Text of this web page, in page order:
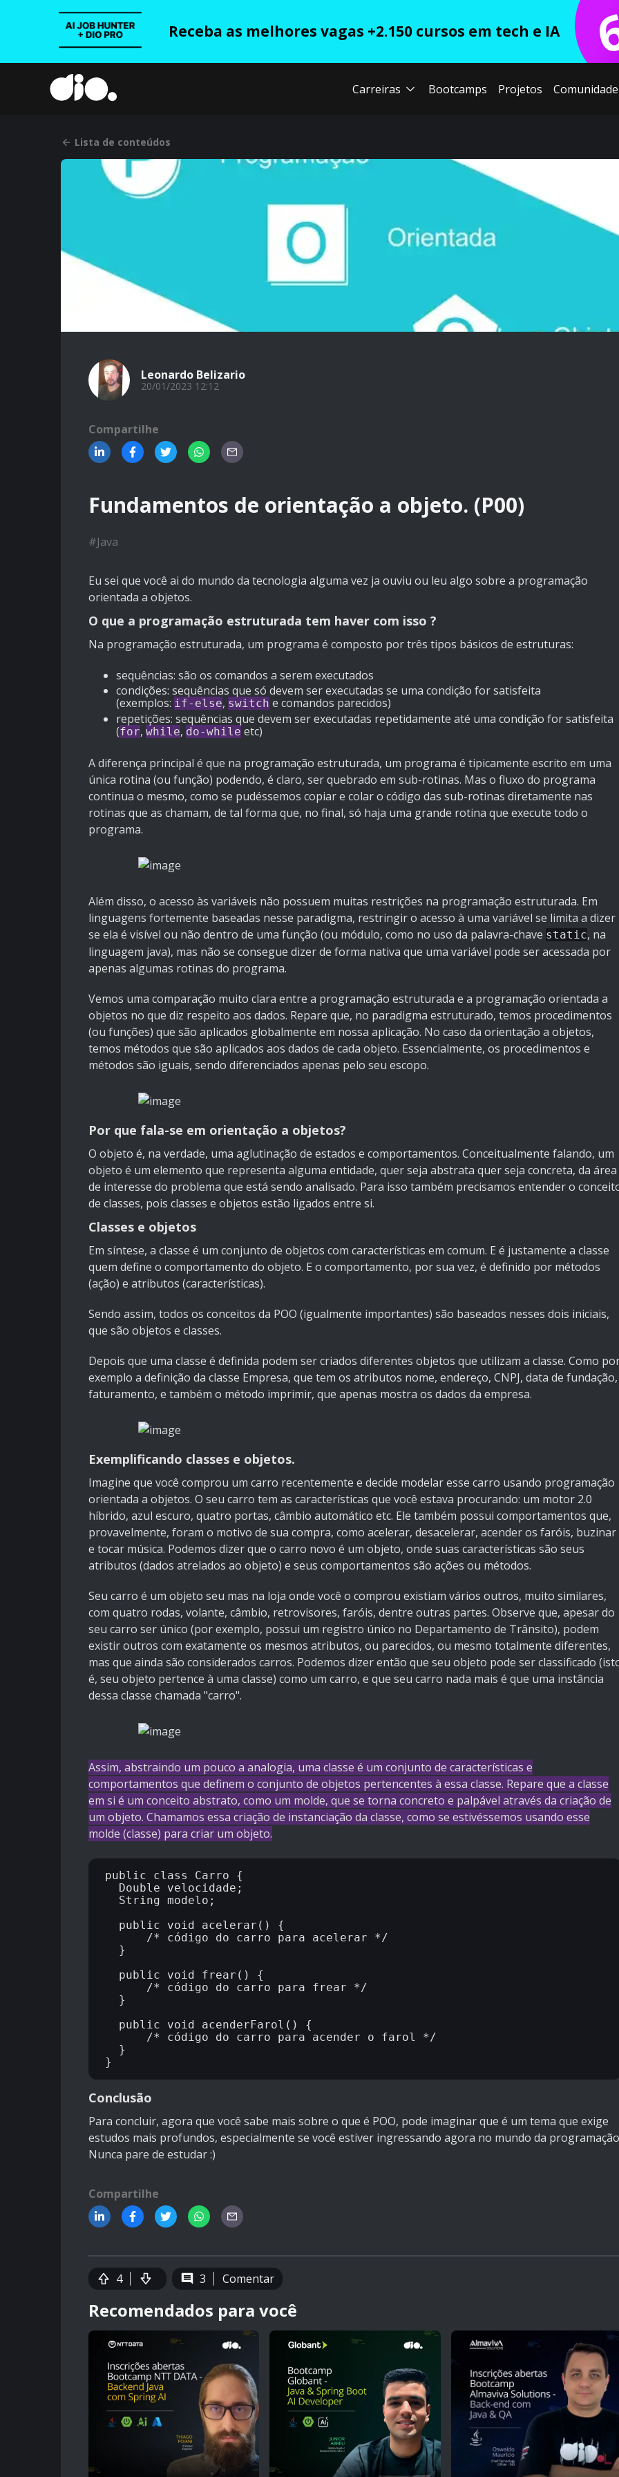
Receba as melhores vagas +2.150 cursos em tech e IA
Carreiras Bootcamps Projetos Comunidade
Lista de conteúdos
Leonardo Belizario
20/01/2023 12:12
Compartilhe
Fundamentos de orientação a objeto. (P00)
#Java
Eu sei que você ai do mundo da tecnologia alguma vez ja ouviu ou leu algo sobre a programação
orientada a objetos.
O que a programação estruturada tem haver com isso ?
Na programação estruturada, um programa é composto por três tipos básicos de estruturas:
sequências: são os comandos a serem executados
condições: sequências que só devem ser executadas se uma condição for satisfeita
(exemplos: if-else, switch e comandos parecidos)
repetições: sequências que devem ser executadas repetidamente até uma condição for satisfeita
(for, while, do-while etc)
A diferença principal é que na programação estruturada, um programa é tipicamente escrito em uma
única rotina (ou função) podendo, é claro, ser quebrado em sub-rotinas. Mas o fluxo do programa
continua o mesmo, como se pudéssemos copiar e colar o código das sub-rotinas diretamente nas
rotinas que as chamam, de tal forma que, no final, só haja uma grande rotina que execute todo o
programa.
Além disso, o acesso às variáveis não possuem muitas restrições na programação estruturada. Em
linguagens fortemente baseadas nesse paradigma, restringir o acesso à uma variável se limita a dizer
se ela é visível ou não dentro de uma função (ou módulo, como no uso da palavra-chave static, na
linguagem java), mas não se consegue dizer de forma nativa que uma variável pode ser acessada por
apenas algumas rotinas do programa.
Vemos uma comparação muito clara entre a programação estruturada e a programação orientada a
objetos no que diz respeito aos dados. Repare que, no paradigma estruturado, temos procedimentos
(ou funções) que são aplicados globalmente em nossa aplicação. No caso da orientação a objetos,
temos métodos que são aplicados aos dados de cada objeto. Essencialmente, os procedimentos e
métodos são iguais, sendo diferenciados apenas pelo seu escopo.
Por que fala-se em orientação a objetos?
O objeto é, na verdade, uma aglutinação de estados e comportamentos. Conceitualmente falando, um
objeto é um elemento que representa alguma entidade, quer seja abstrata quer seja concreta, da área
de interesse do problema que está sendo analisado. Para isso também precisamos entender o
de classes, pois classes e objetos estão ligados entre si.
Classes e objetos
Em síntese, a classe é um conjunto de objetos com características em comum. E é justamente a classe
quem define o comportamento do objeto. E o comportamento, por sua vez, é definido por métodos
(ação) e atributos (características).
Sendo assim, todos os conceitos da POO (igualmente importantes) são baseados nesses dois iniciais,
que são objetos e classes.
Depois que uma classe é definida podem ser criados diferentes objetos que utilizam a classe. Como
exemplo a definição da classe Empresa, que tem os atributos nome, endereço, CNPJ, data de fundação,
faturamento, e também o método imprimir, que apenas mostra os dados da empresa.
Exemplificando classes e objetos.
Imagine que você comprou um carro recentemente e decide modelar esse carro usando programação
orientada a objetos. O seu carro tem as características que você estava procurando: um motor 2.0
híbrido, azul escuro, quatro portas, câmbio automático etc. Ele também possui comportamentos que,
provavelmente, foram o motivo de sua compra, como acelerar, desacelerar, acender os faróis, buzinar
e tocar música. Podemos dizer que o carro novo é um objeto, onde suas características são seus
atributos (dados atrelados ao objeto) e seus comportamentos são ações ou métodos.
Seu carro é um objeto seu mas na loja onde você o comprou existiam vários outros, muito similares,
com quatro rodas, volante, câmbio, retrovisores, faróis, dentre outras partes. Observe que, apesar do
seu carro ser único (por exemplo, possui um registro único no Departamento de Trânsito), podem
existir outros com exatamente os mesmos atributos, ou parecidos, ou mesmo totalmente diferentes,
mas que ainda são considerados carros. Podemos dizer então que seu objeto pode ser classificado
é, seu objeto pertence à uma classe) como um carro, e que seu carro nada mais é que uma instância
dessa classe chamada "carro".
Assim, abstraindo um pouco a analogia, uma classe é um conjunto de características e
comportamentos que definem o conjunto de objetos pertencentes à essa classe. Repare que a classe
em si é um conceito abstrato, como um molde, que se torna concreto e palpável através da criação de
um objeto. Chamamos essa criação de instanciação da classe, como se estivéssemos usando esse
molde (classe) para criar um objeto.
public class Carro {
Conclusão
Para concluir, agora que você sabe mais sobre o que é POO, pode imaginar que é um tema que exige
estudos mais profundos, especialmente se você estiver ingressando agora no mundo da
Nunca pare de estudar :)
Compartilhe
4 3 Comentar
Recomendados para você